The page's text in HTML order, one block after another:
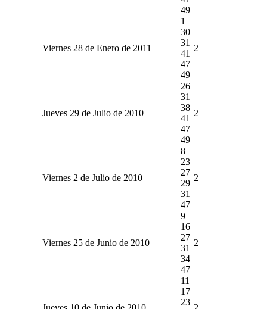
49
Viernes 28 de Enero de 2011
1
30
31
41
47
49
2
Jueves 29 de Julio de 2010
26
31
38
41
47
49
2
Viernes 2 de Julio de 2010
8
23
27
29
31
47
2
Viernes 25 de Junio de 2010
9
16
27
31
34
47
2
11
17
23